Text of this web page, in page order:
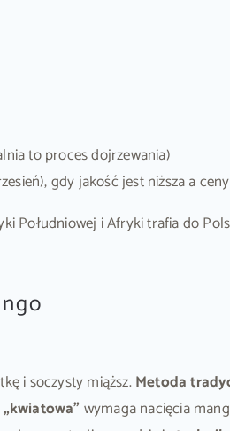
to proces dojrzewania)
gdy jakość jest niższa a
Południowej i Afryki trafia do
i soczysty miąższ.Metoda
wymaga nacięcia